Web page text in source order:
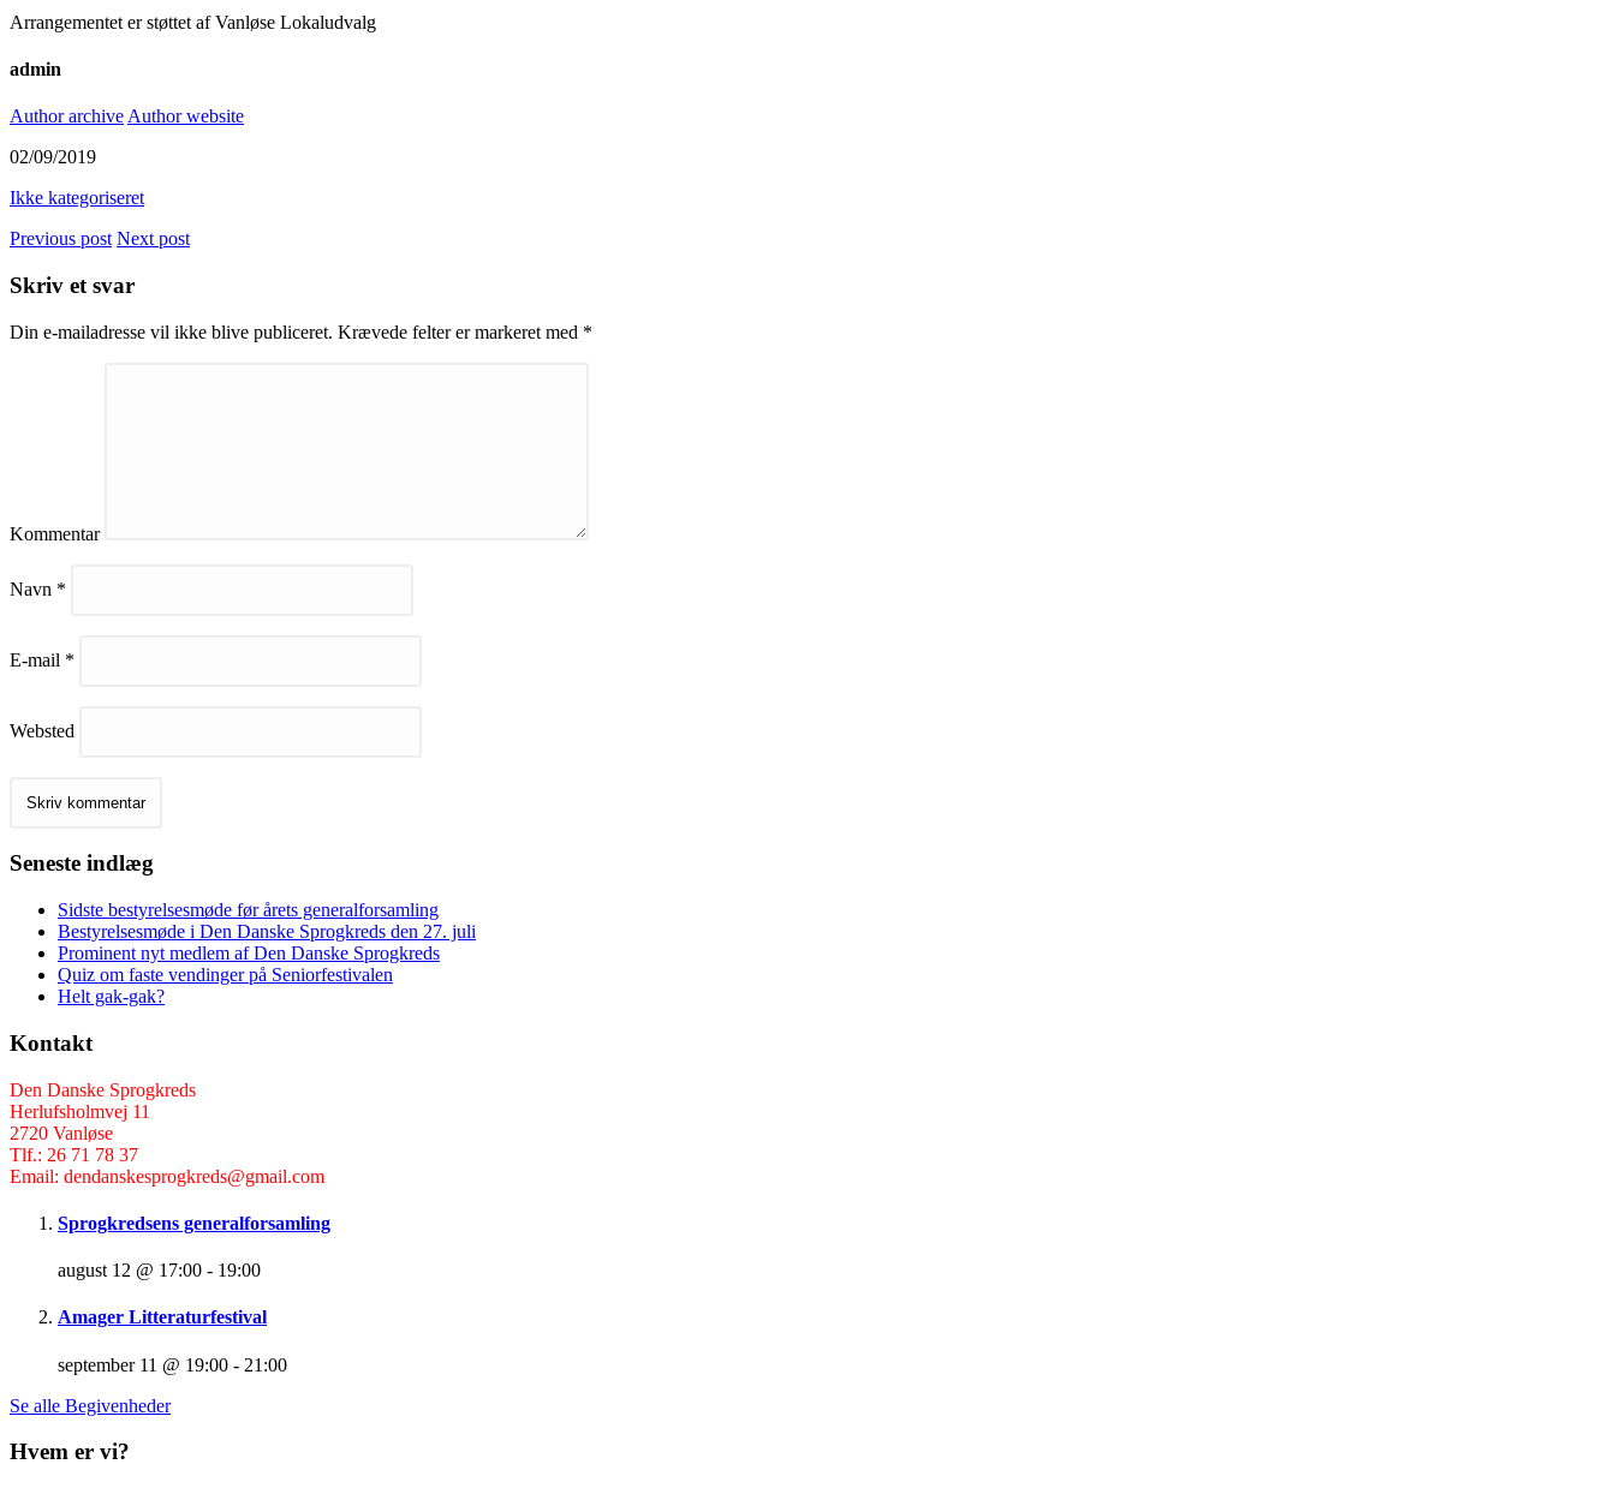
Arrangementet er støttet af Vanløse Lokaludvalg
admin
Author archive Author website
02/09/2019
Ikke kategoriseret
Previous post Next post
Skriv et svar
Din e-mailadresse vil ikke blive publiceret. Krævede felter er markeret med *
Kommentar
Navn *
E-mail *
Websted
Seneste indlæg
Sidste bestyrelsesmøde før årets generalforsamling
Bestyrelsesmøde i Den Danske Sprogkreds den 27. juli
Prominent nyt medlem af Den Danske Sprogkreds
Quiz om faste vendinger på Seniorfestivalen
Helt gak-gak?
Kontakt
Den Danske Sprogkreds
Herlufsholmvej 11
2720 Vanløse
Tlf.: 26 71 78 37
Email: dendanskesprogkreds@gmail.com
Sprogkredsens generalforsamling
august 12 @ 17:00 - 19:00
Amager Litteraturfestival
september 11 @ 19:00 - 21:00
Se alle Begivenheder
Hvem er vi?